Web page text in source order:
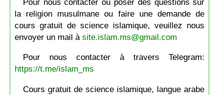
la religion musulmane ou faire une demande de
cours gratuit de science islamique, veuillez nous
envoyer un mail à site.islam.ms@gmail.com
Pour nous contacter à travers Telegram:
https://t.me/islam_ms
Cours gratuit de science islamique, langue arabe